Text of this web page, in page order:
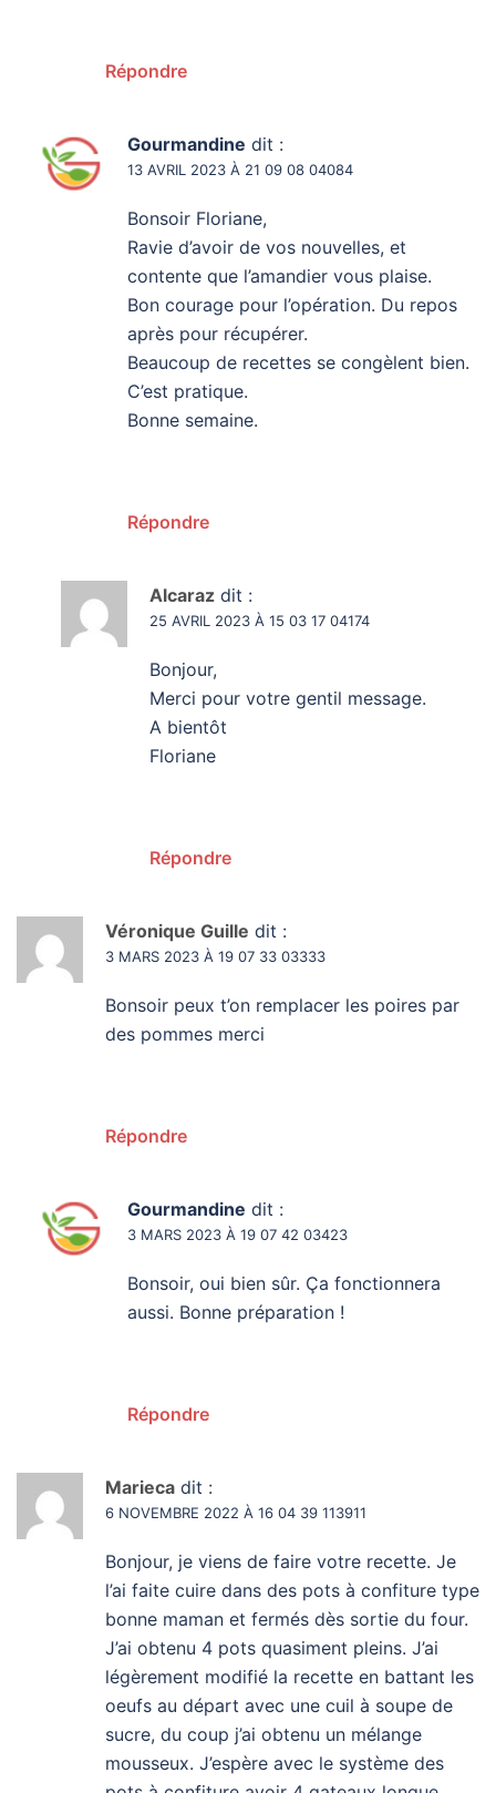
Répondre
Gourmandine dit :
13 AVRIL 2023 À 21 09 08 04084
Bonsoir Floriane,
Ravie d’avoir de vos nouvelles, et
contente que l’amandier vous plaise.
Bon courage pour l’opération. Du repos
après pour récupérer.
Beaucoup de recettes se congèlent bien.
C’est pratique.
Bonne semaine.
Répondre
Alcaraz dit :
25 AVRIL 2023 À 15 03 17 04174
Bonjour,
Merci pour votre gentil message.
A bientôt
Floriane
Répondre
Véronique Guille dit :
3 MARS 2023 À 19 07 33 03333
Bonsoir peux t’on remplacer les poires par
des pommes merci
Répondre
Gourmandine dit :
3 MARS 2023 À 19 07 42 03423
Bonsoir, oui bien sûr. Ça fonctionnera
aussi. Bonne préparation !
Répondre
Marieca dit :
6 NOVEMBRE 2022 À 16 04 39 113911
Bonjour, je viens de faire votre recette. Je
l’ai faite cuire dans des pots à confiture type
bonne maman et fermés dès sortie du four.
J’ai obtenu 4 pots quasiment pleins. J’ai
légèrement modifié la recette en battant les
oeufs au départ avec une cuil à soupe de
sucre, du coup j’ai obtenu un mélange
mousseux. J’espère avec le système des